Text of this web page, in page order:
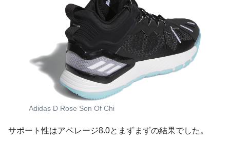
Adidas D Rose Son Of Chi
サポート性はアベレージ8.0とまずまずの結果でした。